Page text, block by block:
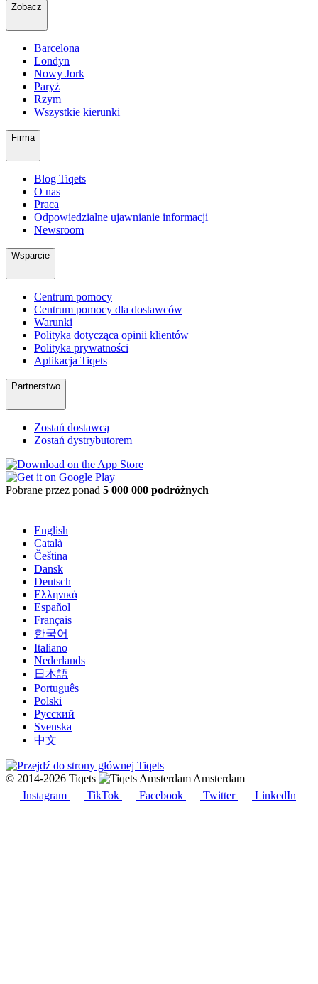
Zobacz
Barcelona
Londyn
Nowy Jork
Paryż
Rzym
Wszystkie kierunki
Firma
Blog Tiqets
O nas
Praca
Odpowiedzialne ujawnianie informacji
Newsroom
Wsparcie
Centrum pomocy
Centrum pomocy dla dostawców
Warunki
Polityka dotycząca opinii klientów
Polityka prywatności
Aplikacja Tiqets
Partnerstwo
Zostań dostawcą
Zostań dystrybutorem
Pobrane przez ponad 5 000 000 podróżnych
English
Català
Čeština
Dansk
Deutsch
Ελληνικά
Español
Français
한국어
Italiano
Nederlands
日本語
Português
Polski
Русский
Svenska
中文
© 2014-2026 Tiqets
Amsterdam
Instagram
TikTok Facebook Twitter LinkedIn